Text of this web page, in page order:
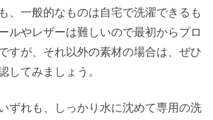
、一般的なものは自宅で洗濯できるも
ルやレザーは難しいので最初からプロ
すが、それ以外の素材の場合は、ぜひ
してみましょう。
ずれも、しっかり水に沈めて専用の洗